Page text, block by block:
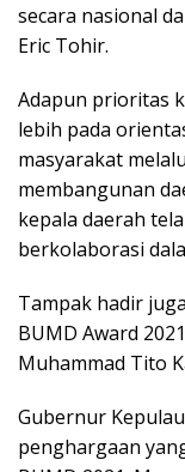
secara nasional
Eric Tohir.
Adapun prioritas
lebih pada
masyarakat
membangunan
kepala daerah
berkolaborasi
Tampak hadir
BUMD Award
Muhammad Tito
Gubernur
penghargaan